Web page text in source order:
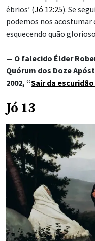
ébrios’ (Jó 12:25). Se
podemos nos acostumar
esquecendo quão
— O falecido Élder
Quórum dos Doze
2002, “Sair da
Jó 13